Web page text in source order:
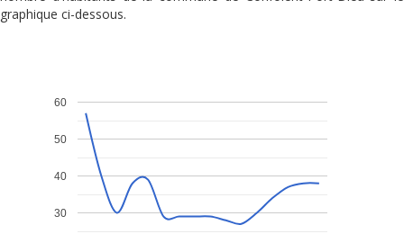
graphique ci-dessous.
30
40
50
60